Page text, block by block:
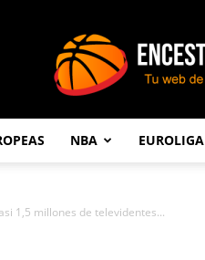
NBA EUROLIGA
1,5 millones de televidentes...